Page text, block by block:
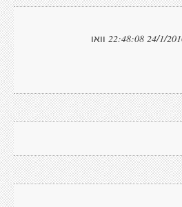
24/1/2010 וואו